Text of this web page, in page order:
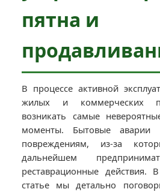
пятна и
В процессе активной
жилых и коммерческих
возникать самые
моменты. Бытовые аварии
повреждениям, из-за
дальнейшем
реставрационные действия.
статье мы детально